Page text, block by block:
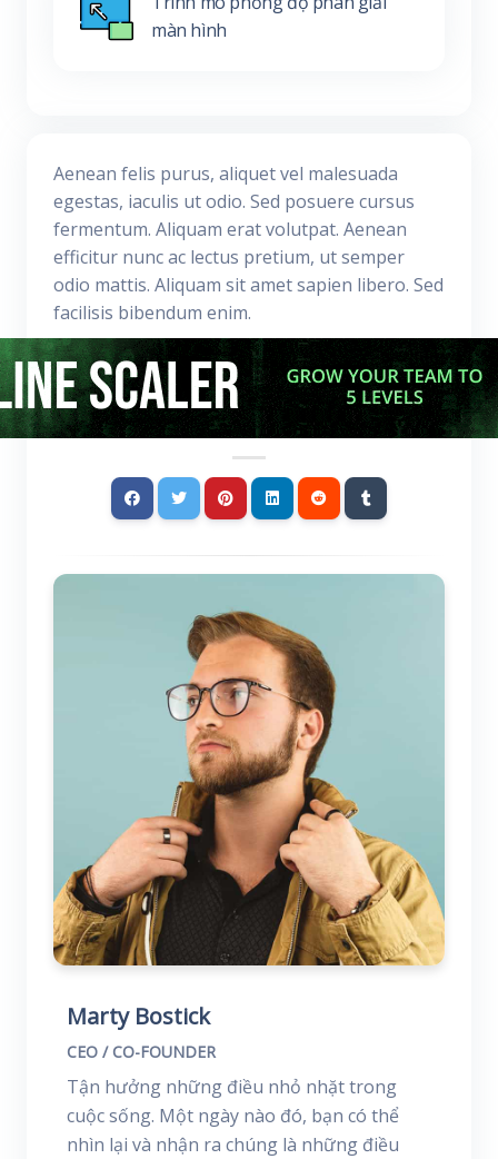
màn hình
Aenean felis purus, aliquet vel malesuada
egestas, iaculis ut odio. Sed posuere cursus
fermentum. Aliquam erat volutpat. Aenean
efficitur nunc ac lectus pretium, ut semper
odio mattis. Aliquam sit amet sapien libero. Sed
facilisis bibendum enim.
Marty Bostick
CEO / CO-FOUNDER
Tận hưởng những điều nhỏ nhặt trong
cuộc sống. Một ngày nào đó, bạn có thể
nhìn lại và nhận ra chúng là những điều